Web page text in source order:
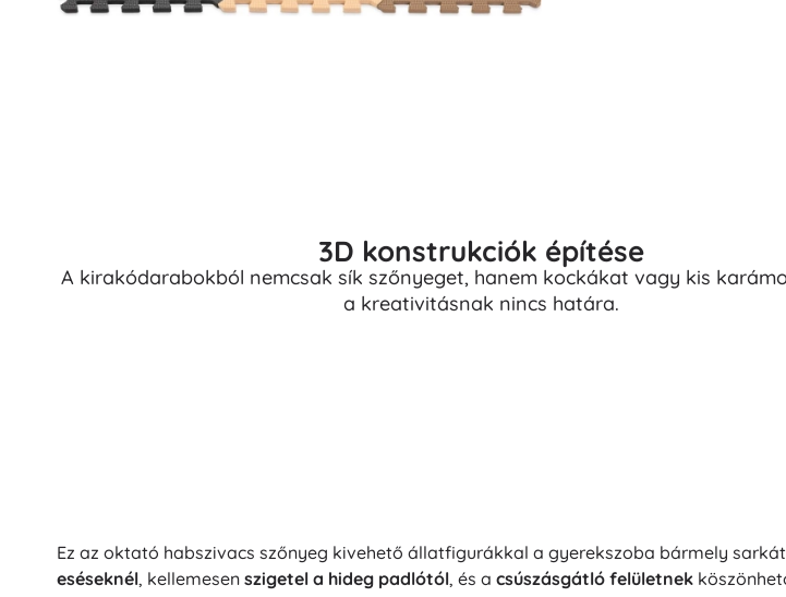
3D konstrukciók építése
A kirakódarabokból nemcsak sík szőnyeget, hanem kockákat vagy kis
a kreativitásnak nincs határa.
Ez az oktató habszivacs szőnyeg kivehető állatfigurákkal a gyerekszoba bármely
eséseknél, kellemesen szigetel a hideg padlótól, és a csúszásgátló felületnek